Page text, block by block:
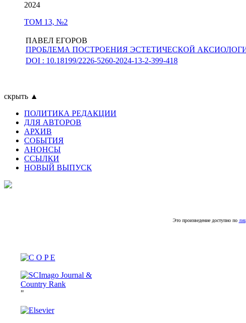
2024
ТОМ 13, №2
ПАВЕЛ ЕГОРОВ
ПРОБЛЕМА ПОСТРОЕНИЯ ЭСТЕТИЧЕСКОЙ
DOI : 10.18199/2226-5260-2024-13-2-399-418
скрыть ▲
ПОЛИТИКА РЕДАКЦИИ
ДЛЯ АВТОРОВ
АРХИВ
СОБЫТИЯ
АНОНСЫ
ССЫЛКИ
НОВЫЙ ВЫПУСК
Это произведение доступно по
"